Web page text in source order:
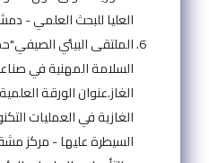
العليا للبحث العلمي - دمشق
الملتقى البيئي
السلامة المهنية في
الغاز.عنوان الورقة
الغازية في العمليات
السيطرة عليها - مركز